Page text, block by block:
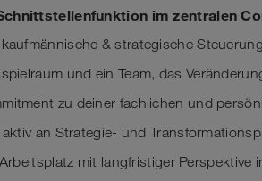
im zentralen
& strategische
und ein Team, das
zu deiner fachlichen und
an Strategie- und
mit langfristiger Perspektive